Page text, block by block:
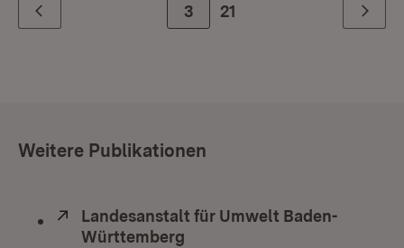
Zurück Zur Seite
3 21 Weiter
Weitere Publikationen
Extern:
Landesanstalt für Umwelt Baden-
Württemberg